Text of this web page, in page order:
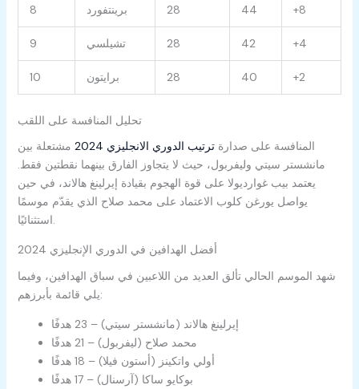
8 برينتفورد 28 44 +8
9 تشيلسي 28 42 +4
10 برايتون 28 40 +2
تحليل المنافسة على اللقب
المنافسة على صدارةترتيب الدوري الانجليزي 2024
مشتعلة بين
مانشستر سيتي وليفربول، حيث لا يتجاوز الفارق بينهما نقطتين فقط.
يعتمد بيب غوارديولا على قوة الهجوم بقيادة إيرلينغ هالاند، في حين
يواصل يورغن كلوب الاعتماد على محمد صلاح الذي يقدّم موسمًا
استثنائيًا.
أفضل الهدافين في الدوري الإنجليزي 2024
شهد الموسم الحالي تألق العديد من اللاعبين في سباق الهدافين، وفيما
يلي قائمة بأبرزهم:
إيرلينغ هالاند (مانشستر سيتي) – 23 هدفًا
محمد صلاح (ليفربول) – 21 هدفًا
أولي واتكينز (أستون فيلا) – 18 هدفًا
بوكايو ساكا (آرسنال) – 17 هدفًا